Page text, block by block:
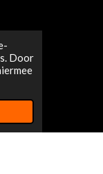
Door